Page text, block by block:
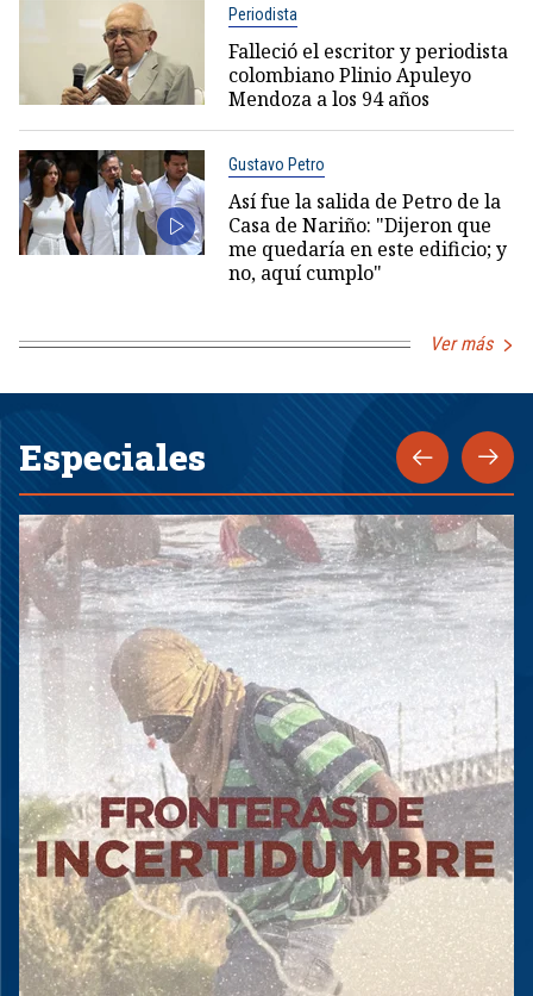
Periodista
Falleció el escritor y periodista
colombiano Plinio Apuleyo
Mendoza a los 94 años
Gustavo Petro
Así fue la salida de Petro de la
Casa de Nariño: "Dijeron que
me quedaría en este edificio; y
no, aquí cumplo"
Ver más
Especiales